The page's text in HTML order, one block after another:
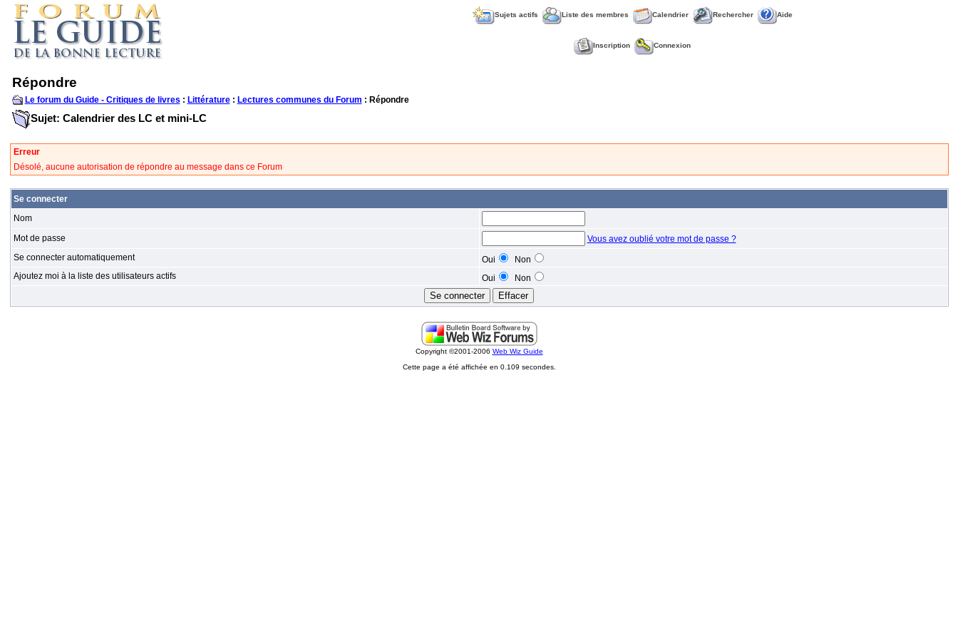
Sujets actifs Liste des membres Calendrier Rechercher Aide
Inscription Connexion
Répondre
Le forum du Guide - Critiques de livres : Littérature: Lectures communes du Forum : Répondre
Sujet: Calendrier des LC et mini-LC
Erreur
Désolé, aucune autorisation de répondre au message dans ce Forum
Se connecter
Nom
Mot de passe
Vous avez oublié votre mot de passe ?
Se connecter automatiquement
Oui
Non
Ajoutez moi à la liste des utilisateurs actifs
Oui Non
Copyright ©2001-2006 Web Wiz Guide
Cette page a été affichée en 0.109 secondes.